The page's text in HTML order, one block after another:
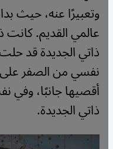
وتعبيرًا عنه، حيث
عالمي القديم. كانت
ذاتي الجديدة قد
نفسي من الصفر
أقصيها جانبًا،
ذاتي الجديدة.